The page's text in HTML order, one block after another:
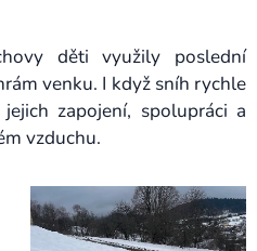
děti využily poslední
venku. I když sníh rychle
zapojení, spolupráci a
vzduchu.